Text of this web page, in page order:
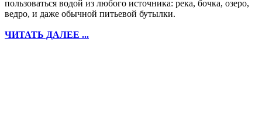
пользоваться водой из любого источника: река, бочка, озеро,
ведро, и даже обычной питьевой бутылки.
ЧИТАТЬ ДАЛЕЕ ...